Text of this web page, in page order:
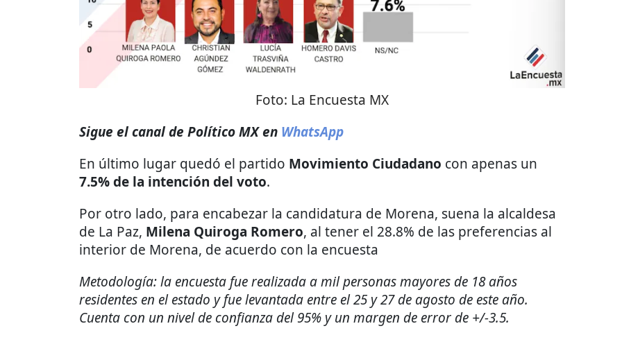
Foto: La Encuesta MX
Sigue el canal de Político MX en WhatsApp
En último lugar quedó el partido Movimiento Ciudadano con apenas un
7.5% de la intención del voto.
Por otro lado, para encabezar la candidatura de Morena, suena la alcaldesa
de La Paz, Milena Quiroga Romero, al tener el 28.8% de las preferencias al
interior de Morena, de acuerdo con la encuesta
Metodología: la encuesta fue realizada a mil personas mayores de 18 años
residentes en el estado y fue levantada entre el 25 y 27 de agosto de este año.
Cuenta con un nivel de confianza del 95% y un margen de error de +/-3.5.